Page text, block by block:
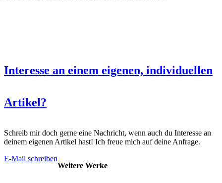
Interesse an einem eigenen, individuellen
Artikel?
Schreib mir doch gerne eine Nachricht, wenn auch du Interesse an
deinem eigenen Artikel hast! Ich freue mich auf deine Anfrage.
E-Mail schreiben
Weitere Werke